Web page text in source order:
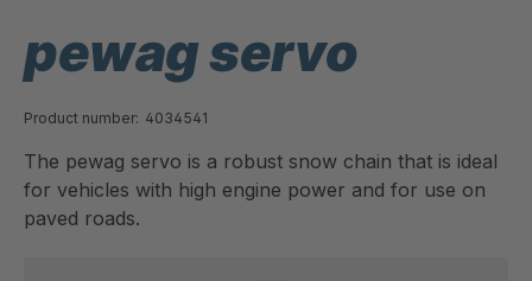
pewag servo
Product number: 4034541
The pewag servo is a robust snow chain that is ideal
for vehicles with high engine power and for use on
paved roads.